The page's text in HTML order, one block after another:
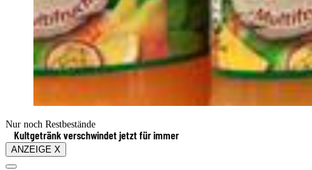
Nur noch Restbestände
Kultgetränk verschwindet jetzt für immer
ANZEIGE X